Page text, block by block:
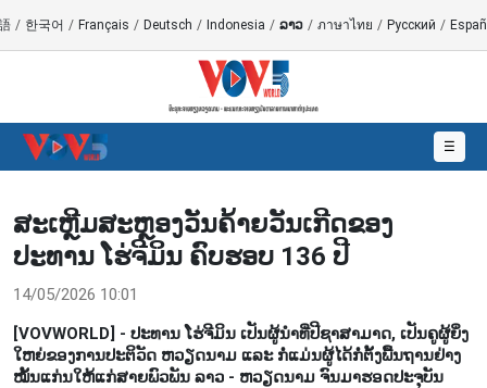
/ 한국어 / Français / Deutsch / Indonesia / ລາວ / ภาษาไทย / Русский /
☰
ສະເຫຼີມສະຫຼອງວັນຄ້າຍວັນເກີດຂອງ
ປະທານ ໂຮ່ຈີມິນ ຄົບຮອບ 136 ປີ
14/05/2026 10:01
[VOVWORLD] - ປະທານ ໂຮ່ຈີມິນ ເປັນຜູ້ນຳທີ່ປີຊາສາມາດ, ເປັນຄູຜູ້ຍິ່ງ
ໃຫຍ່ຂອງການປະຕິວັດ ຫວຽດນາມ ແລະ ກໍ່ແມ່ນຜູ້ໄດ້ກໍ່ຕັ້ງພື້ນຖານຢ່າງ
ໝັ້ນແກ່ນໃຫ້ແກ່ສາຍພົວພັນ ລາວ - ຫວຽດນາມ ຈົນມາຮອດປະຈຸບັນ